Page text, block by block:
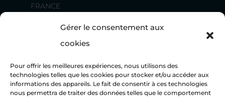
Gérer le consentement aux
cookies
Pour offrir les meilleures expériences, nous utilisons des
technologies telles que les cookies pour stocker et/ou accéder aux
informations des appareils. Le fait de consentir à ces technologies
nous permettra de traiter des données telles que le comportement
FRANCE
Tel. (+33) 04 96 12 50 00
contact@allios.fr